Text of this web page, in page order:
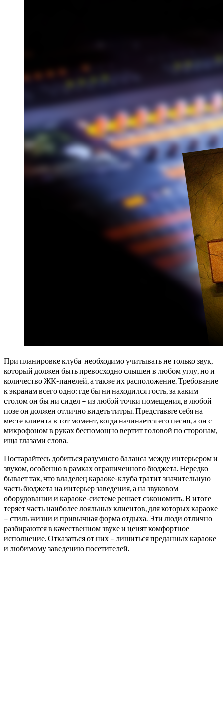
При планировке клуба необходимо учитывать не только звук,
который должен быть превосходно слышен в любом углу, но и
количество ЖК-панелей, а также их расположение. Требование
к экранам всего одно: где бы ни находился гость, за каким
столом он бы ни сидел – из любой точки помещения, в любой
позе он должен отлично видеть титры. Представьте себя на
месте клиента в тот момент, когда начинается его песня, а он с
микрофоном в руках беспомощно вертит головой по сторонам,
ища глазами слова.
Постарайтесь добиться разумного баланса между интерьером и
звуком, особенно в рамках ограниченного бюджета. Нередко
бывает так, что владелец караоке-клуба тратит значительную
часть бюджета на интерьер заведения, а на звуковом
оборудовании и караоке-системе решает сэкономить. В итоге
теряет часть наиболее лояльных клиентов, для которых караоке
– стиль жизни и привычная форма отдыха. Эти люди отлично
разбираются в качественном звуке и ценят комфортное
исполнение. Отказаться от них – лишиться преданных караоке
и любимому заведению посетителей.